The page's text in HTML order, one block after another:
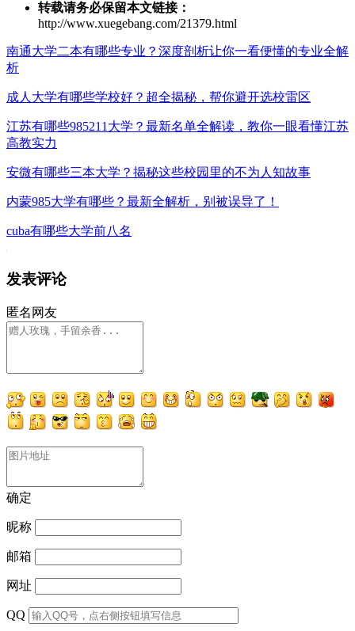
转载请务必保留本文链接：
http://www.xuegebang.com/21379.html
南通大学二本有哪些专业？深度剖析让你一看便懂的专业全解
析
成人大学有哪些学校好？超全揭秘，帮你避开选校雷区
江苏有哪些985211大学？最新名单全解读，教你一眼看懂江苏
高教实力
安微有哪些三本大学？揭秘这些校园里的不为人知故事
内蒙985大学有哪些？最新全解析，别被误导了！
cuba有哪些大学前八名
发表评论
匿名网友
确定
昵称
邮箱
网址
QQ